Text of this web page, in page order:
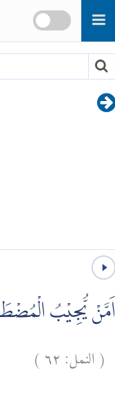
اَمَّنْ يُّجِيْبُ
(النمل:٦٢)